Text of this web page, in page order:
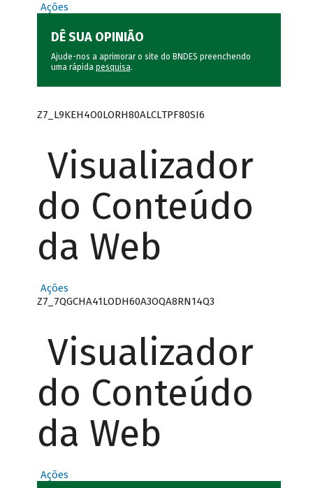
Ações
DÊ SUA OPINIÃO
Ajude-nos a aprimorar o site do BNDES preenchendo
uma rápida pesquisa.
Z7_L9KEH4O0LORH80ALCLTPF80SI6
Visualizador
do Conteúdo
da Web
Ações
Z7_7QGCHA41LODH60A3OQA8RN14Q3
Visualizador
do Conteúdo
da Web
Ações